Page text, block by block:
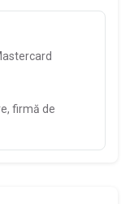
firmă de